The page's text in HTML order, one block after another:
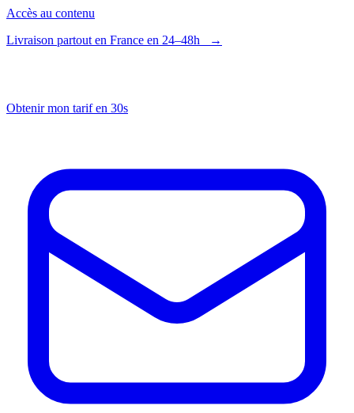
Accès au contenu
Livraison partout en France en 24–48h
→
Obtenir mon tarif en 30s
Panneau de gestion des cookies